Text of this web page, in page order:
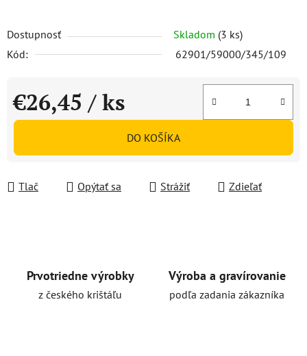
Dostupnosť Skladom (3 ks)
Kód:
62901/59000/345/109
€26,45 / ks
Jednotková cena:
DO KOŠÍKA
Tlač Opýtať sa Strážiť Zdieľať
Prvotriedne výrobky
z českého krištáľu
Výroba a gravírovanie
podľa zadania zákazníka